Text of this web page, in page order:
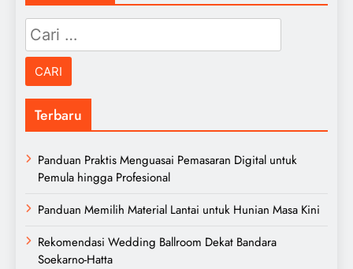
Cari
untuk:
Terbaru
Panduan Praktis Menguasai Pemasaran Digital untuk
Pemula hingga Profesional
Panduan Memilih Material Lantai untuk Hunian Masa Kini
Rekomendasi Wedding Ballroom Dekat Bandara
Soekarno-Hatta